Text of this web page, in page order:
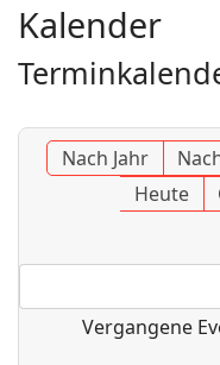
Kalender
Nach Jahr
Heute
Vergangene